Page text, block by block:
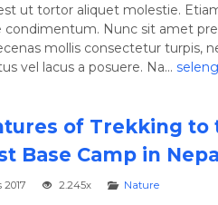
ut tortor aliquet molestie.
condimentum. Nunc sit amet
mollis consectetur turpis,
vel lacus a posuere. Na...
of Trekking to
Base Camp in
2017 2.245x Nature